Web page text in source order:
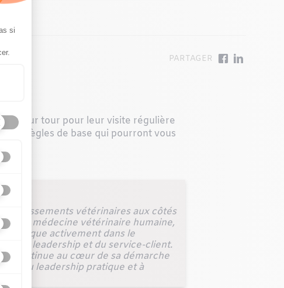
leur tour pour leur visite régulière
règles de base qui pourront vous
vétérinaires aux côtés
médecine vétérinaire humaine,
activement dans le
du leadership et du service-client.
continue au cœur de sa démarche
au leadership pratique et à